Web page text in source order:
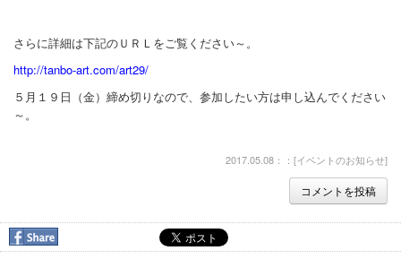
さらに詳細は下記のＵＲＬをご覧ください～。
http://tanbo-art.com/art29/
５月１９日（金）締め切りなので、参加したい方は申し込んでください
～。
2017.05.08：：[イベントのお知らせ]
コメントを投稿